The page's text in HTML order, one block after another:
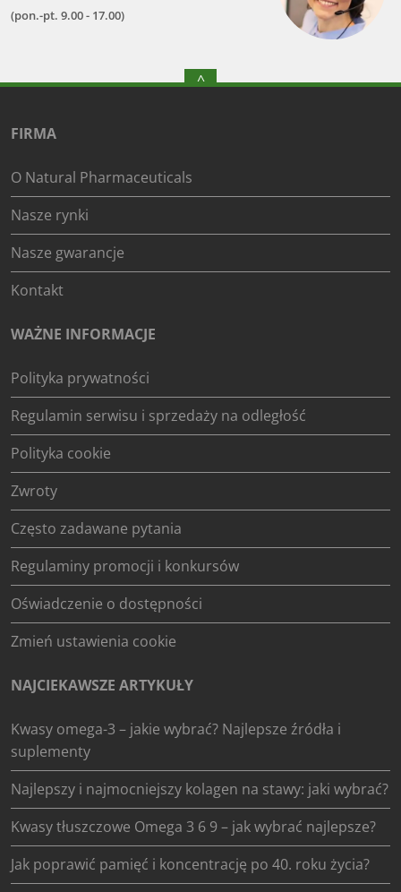
(pon.-pt. 9.00 - 17.00)
^
FIRMA
O Natural Pharmaceuticals
Nasze rynki
Nasze gwarancje
Kontakt
WAŻNE INFORMACJE
Polityka prywatności
Regulamin serwisu i sprzedaży na odległość
Polityka cookie
Zwroty
Często zadawane pytania
Regulaminy promocji i konkursów
Oświadczenie o dostępności
Zmień ustawienia cookie
NAJCIEKAWSZE ARTYKUŁY
Kwasy omega-3 – jakie wybrać? Najlepsze źródła i
suplementy
Najlepszy i najmocniejszy kolagen na stawy: jaki wybrać?
Kwasy tłuszczowe Omega 3 6 9 – jak wybrać najlepsze?
Jak poprawić pamięć i koncentrację po 40. roku życia?